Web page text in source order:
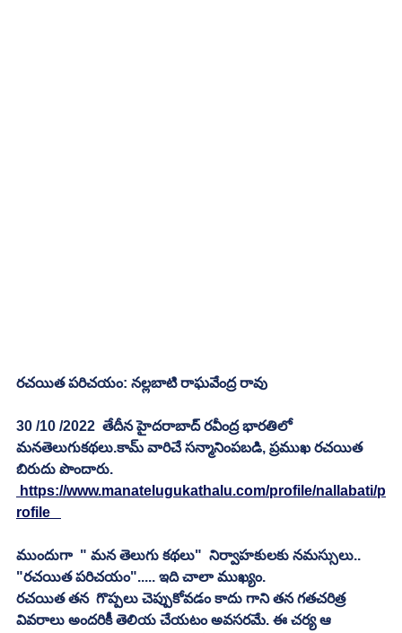
రచయిత పరిచయం: నల్లబాటి రాఘవేంద్ర రావు
30 /10 /2022  తేదీన హైదరాబాద్ రవీంద్ర భారతిలో
మనతెలుగుకథలు.కామ్ వారిచే సన్మానింపబడి, ప్రముఖ రచయిత
బిరుదు పొందారు.
https://www.manatelugukathalu.com/profile/nallabati/p
rofile
ముందుగా  " మన తెలుగు కథలు"  నిర్వాహకులకు నమస్సులు..
"రచయిత పరిచయం"..... ఇది చాలా ముఖ్యం.
రచయిత తన  గొప్పలు చెప్పుకోవడం కాదు గాని తన గతచరిత్ర
వివరాలు అందరికీ తెలియ చేయటం అవసరమే. ఈ చర్య ఆ